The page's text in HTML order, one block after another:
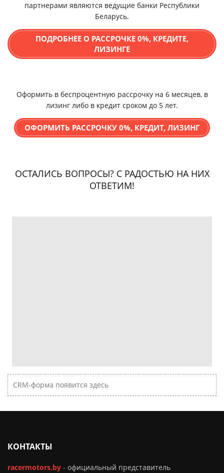
партнерами являются ведущие банки Республики
Беларусь.
ПОДРОБНЕЕ О РАССРОЧКЕ 0%, КРЕДИТЕ,
ЛИЗИНГЕ
Оформить в беспроцентную рассрочку на 6 месяцев, в
лизинг либо в кредит сроком до 5 лет.
ОФОРМИТЬ РАССРОЧКУ 0%, КРЕДИТ, ЛИЗИНГ
ОСТАЛИСЬ ВОПРОСЫ? С РАДОСТЬЮ НА НИХ
ОТВЕТИМ!
CRM-форма появится здесь
КОНТАКТЫ
racermotors.by - официальный представитель